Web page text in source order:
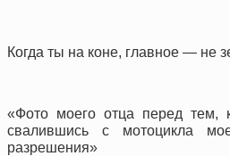
Когда ты на коне, главное — не
«Фото моего отца перед тем,
свалившись с мотоцикла
разрешения»